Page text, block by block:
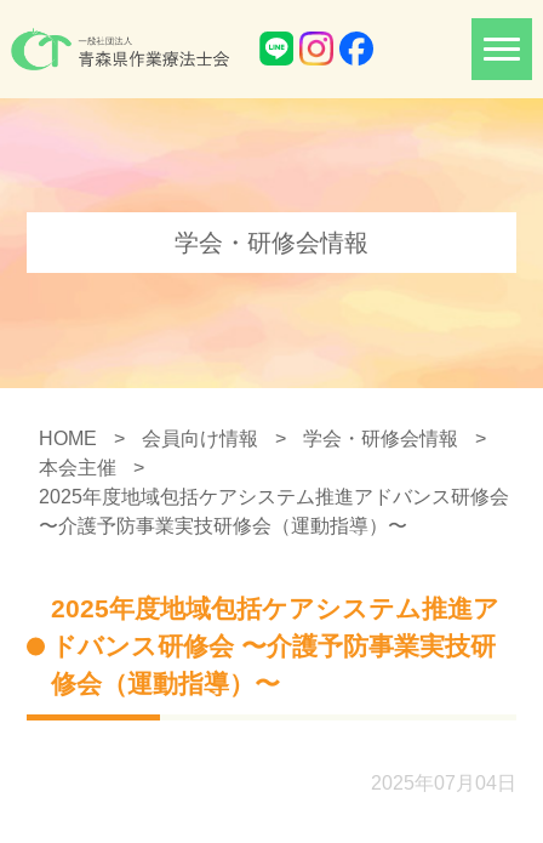
学会・研修会情報
HOME > 会員向け情報 > 学会・研修会情報
>
本会主催
>
2025年度地域包括ケアシステム推進アドバンス研修会
〜介護予防事業実技研修会（運動指導）〜
2025年度地域包括ケアシステム推進ア
ドバンス研修会 〜介護予防事業実技研
修会（運動指導）〜
2025年07月04日